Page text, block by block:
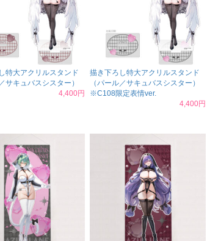
特大アクリルスタンド
サキュバスシスター）
4,400円
描き下ろし特大アクリルスタンド
（パール／サキュバスシスター）
※C108限定表情ver.
4,400円